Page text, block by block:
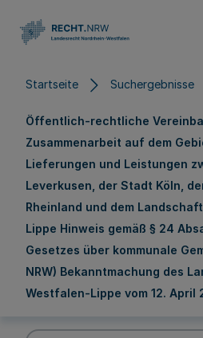
Startseite Suchergebnisse
Öffentlich-rechtliche
Zusammenarbeit auf dem
Lieferungen und Leistungen
Leverkusen, der Stadt Köln,
Rheinland und dem
Lippe Hinweis gemäß § 24
Gesetzes über kommunale
NRW) Bekanntmachung des
Westfalen-Lippe vom 12. April